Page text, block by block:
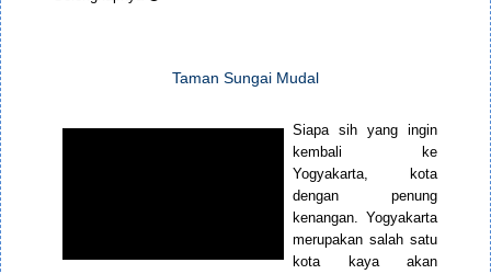
Taman Sungai Mudal
Siapa sih yang ingin
kembali ke
Yogyakarta, kota
dengan penung
kenangan. Yogyakarta
merupakan salah satu
kota kaya akan